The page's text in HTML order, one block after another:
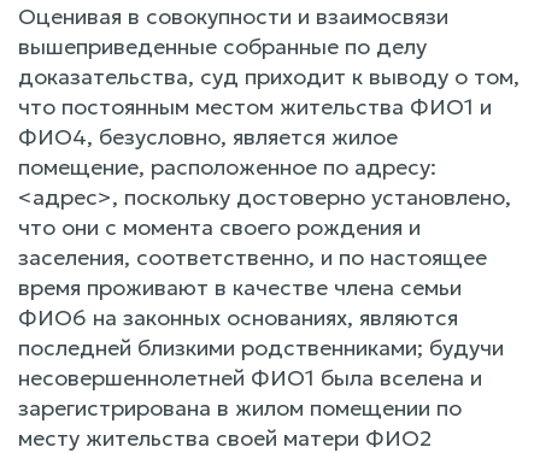
Оценивая в совокупности и взаимосвязи
вышеприведенные собранные по делу
доказательства, суд приходит к выводу о том,
что постоянным местом жительства ФИО1 и
ФИО4, безусловно, является жилое
помещение, расположенное по адресу:
<адрес>, поскольку достоверно установлено,
что они с момента своего рождения и
заселения, соответственно, и по настоящее
время проживают в качестве члена семьи
ФИО6 на законных основаниях, являются
последней близкими родственниками; будучи
несовершеннолетней ФИО1 была вселена и
зарегистрирована в жилом помещении по
месту жительства своей матери ФИО2